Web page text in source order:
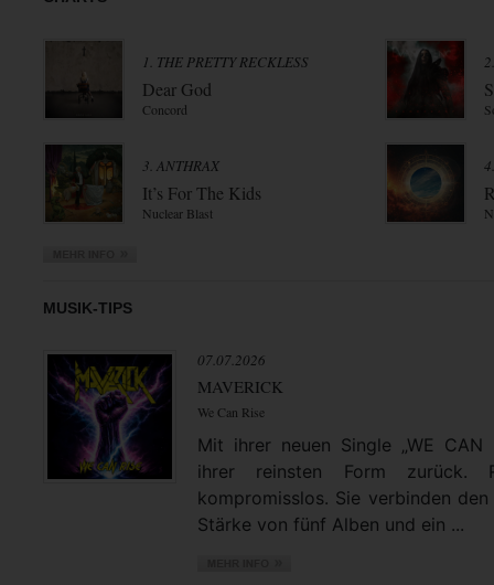
1. THE PRETTY RECKLESS
Dear God
Concord
3. ANTHRAX
It’s For The Kids
Nuclear Blast
MUSIK-TIPS
07.07.2026
MAVERICK
We Can Rise
Mit ihrer neuen Single „WE CAN
ihrer reinsten Form zurück.
kompromisslos. Sie verbinden
Stärke von fünf Alben und ein ...